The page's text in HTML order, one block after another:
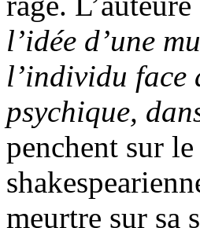
l’idée d’une
l’individu face
psychique,
penchent sur
meurtre sur sa